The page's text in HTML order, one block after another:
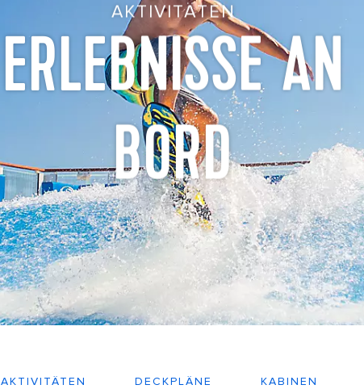
AKTIVITÄTEN
ERLEBNISSE AN
BORD
AKTIVITÄTEN DECKPLÄNE KABINEN